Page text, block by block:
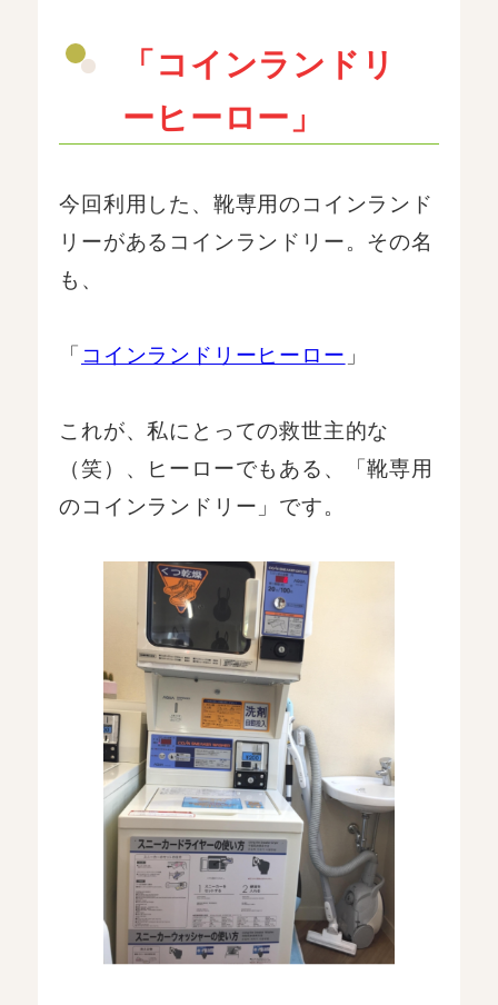
「コインランドリ
ーヒーロー」
今回利用した、靴専用のコインランド
リーがあるコインランドリー。その名
も、
「 コインランドリーヒーロー 」
これが、私にとっての救世主的な
（笑）、ヒーローでもある、「靴専用
のコインランドリー」です。